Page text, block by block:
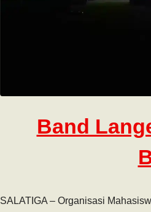
Band
SALATIGA – Organisasi